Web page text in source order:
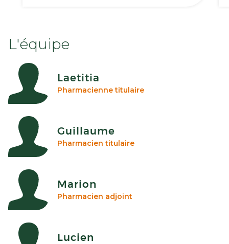
L'équipe
Laetitia
Pharmacienne titulaire
Guillaume
Pharmacien titulaire
Marion
Pharmacien adjoint
Lucien